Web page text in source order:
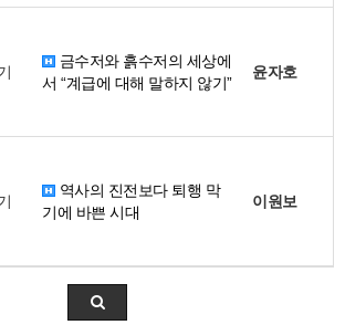
금수저와 흙수저의 세상에
서 “계급에 대해 말하지 않기”
윤자호
역사의 진전보다 퇴행 막
기에 바쁜 시대
이원보